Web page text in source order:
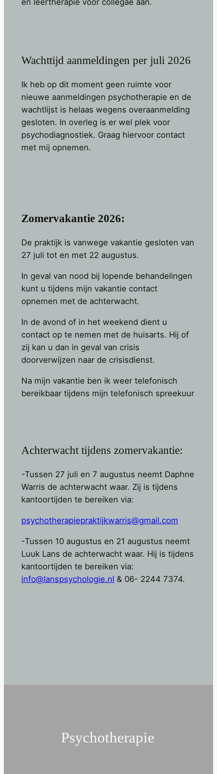
Wachttijd aanmeldingen per juli 2026
Ik heb op dit moment geen ruimte voor
nieuwe aanmeldingen psychotherapie en de
wachtlijst is helaas wegens overaanmelding
gesloten. In overleg is er wel plek voor
psychodiagnostiek. Graag hiervoor contact
met mij opnemen.
Zomervakantie 2026:
De praktijk is vanwege vakantie gesloten van
27 juli tot en met 22 augustus.
In geval van nood bij lopende behandelingen
kunt u tijdens mijn vakantie contact
opnemen met de achterwacht.
In de avond of in het weekend dient u
contact op te nemen met de huisarts. Hij of
zij kan u dan in geval van crisis
doorverwijzen naar de crisisdienst.
Na mijn vakantie ben ik weer telefonisch
bereikbaar tijdens mijn telefonisch spreekuur
Achterwacht tijdens zomervakantie:
-Tussen 27 juli en 7 augustus neemt Daphne
Warris de achterwacht waar. Zij is tijdens
kantoortijden te bereiken via:
psychotherapiepraktijkwarris@gmail.com
-Tussen 10 augustus en 21 augustus neemt
Luuk Lans de achterwacht waar. Hij is tijdens
kantoortijden te bereiken via:
info@lanspsychologie.nl & 06- 2244 7374.
Psychotherapie